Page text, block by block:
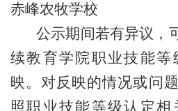
赤峰农牧学校
公示期间若有异议，
续教育学院职业技能等
映。对反映的情况或问
照职业技能等级认定